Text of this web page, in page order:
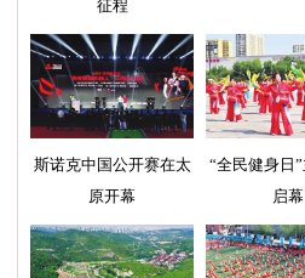
征程
斯诺克中国公开赛在太
原开幕
“全民健身日
启幕